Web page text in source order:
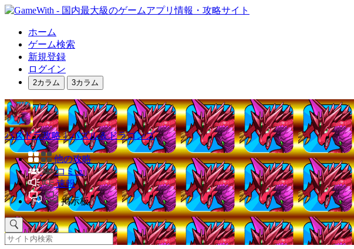
ホーム
ゲーム検索
新規登録
ログイン
2カラム 3カラム
パズドラ攻略｜パズル＆ドラゴンズ
他の攻略
コミュ
速報
掲示板